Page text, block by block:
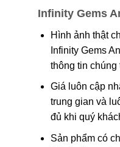
Tên gọi Thạch
Người xưa cho
tác dụng chống
viên đá Thạch
Nhận biết đá
Infinity Gems
Hình ảnh thật
Infinity Gems
thông tin
Giá luôn cập
trung gian và
đủ khi quý
Sản phẩm có